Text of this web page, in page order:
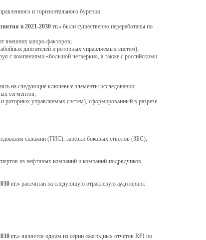
и горизонтального бурения.
в 2021-2030 гг.» были существенно переработаны по
внешних макро-факторов;
двигателей и роторных управляемых систем);
с компаниями «большой четверки», а также с российскими
на следующие ключевые элементы исследования:
сегментов;
роторных управляемых систем), сформированный в разрезе
скважин (ГИС), зарезки боковых стволов (ЗБС),
из нефтяных компаний и компаний-подрядчиков,
гг.» рассчитан на следующую отраслевую аудиторию:
гг.» является одним из серии ежегодных отчетов RPI по